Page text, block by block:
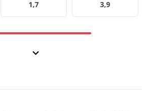
1,7 3,9